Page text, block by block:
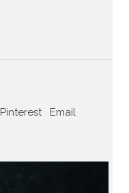
Pinterest Email